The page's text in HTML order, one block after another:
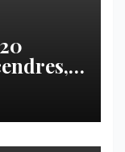
abri